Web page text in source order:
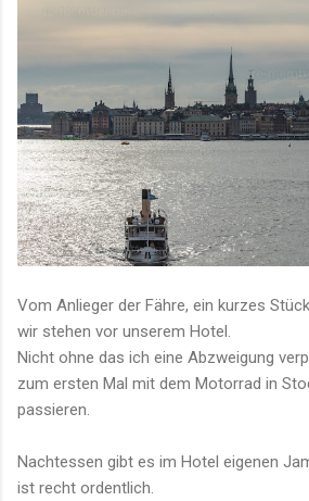
Vom Anlieger der Fähre, ein kurzes
wir stehen vor unserem Hotel.
Nicht ohne das ich eine Abzweigung
zum ersten Mal mit dem Motorrad in
passieren.
Nachtessen gibt es im Hotel eigenen
ist recht ordentlich.